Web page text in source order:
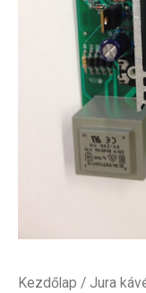
Kezdőlap / Jura